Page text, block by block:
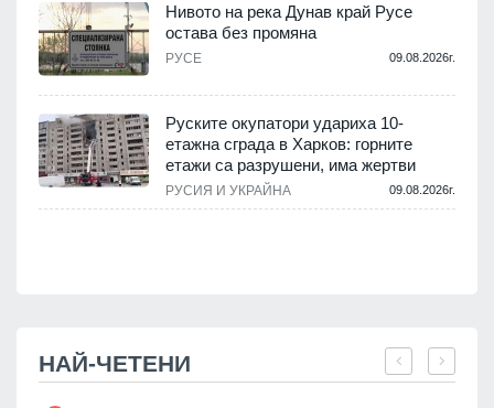
Нивото на река Дунав край Русе
остава без промяна
РУСЕ 09.08.2026г.
Руските окупатори удариха 10-
етажна сграда в Харков: горните
етажи са разрушени, има жертви
РУСИЯ И УКРАЙНА 09.08.2026г.
НАЙ-ЧЕТЕНИ